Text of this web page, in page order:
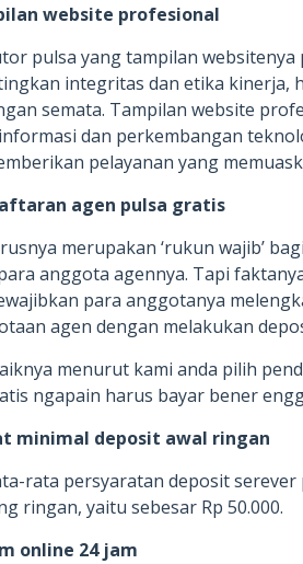
website profesional
pulsa yang tampilan websitenya
integritas dan etika kinerja,
semata. Tampilan website
dan perkembangan
pelayanan yang
agen pulsa gratis
merupakan ‘rukun wajib’
anggota agennya. Tapi
para anggotanya
agen dengan melakukan
menurut kami anda pilih
ngapain harus bayar bener
minimal deposit awal ringan
rata persyaratan deposit
ringan, yaitu sebesar Rp 50.000.
online 24 jam